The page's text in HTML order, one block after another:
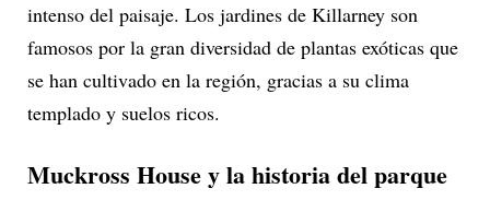
intenso del paisaje. Los jardines de Killarney son
famosos por la gran diversidad de plantas exóticas que
se han cultivado en la región, gracias a su clima
templado y suelos ricos.
Muckross House y la historia del parque